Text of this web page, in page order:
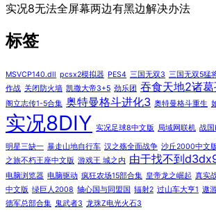
实况8无法全屏幕两边有黑边解决办法
标签
MSVCP140.dll pcsx2模拟器 PES4 三国无双3 三国无双5猛
作战 关闭防火墙 凯撒大帝3+5 劲乐团 吞食天地2诸
阁立志传1-5合集 奥特曼格斗进化3 奥特曼格斗重生
实况8DIY 实况足球8中文版 局域网联机 战
明星三缺一 暴走山地自行车 汉之殇全面战争 沙丘2000中文
之旅不朽王座中文版 游戏王 城之内 由于找不到
电脑浏览器 电脑驱动 疯狂农场15部合集 皇帝龙之崛起 真实
中文版 绿巨人2008 轴心国与同盟国 辐射2 过山车大亨1 遨
德军总部合集 鬼武者3 龙珠Z电光火石3